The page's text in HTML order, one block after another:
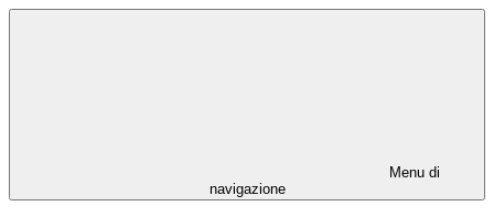
Menu di
navigazione